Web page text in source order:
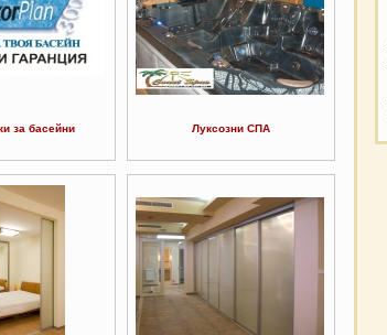
за басейни Луксозни СПА